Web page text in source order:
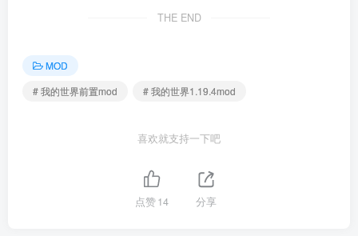
THE END
MOD
# 我的世界前置mod
# 我的世界1.19.4mod
喜欢就支持一下吧
点赞14 分享